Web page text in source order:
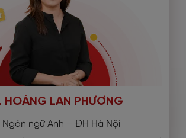
HOÀNG LAN PHƯƠNG
Ngôn ngữ Anh – ĐH Hà Nội